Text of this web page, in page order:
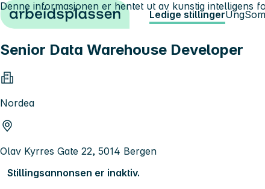
Hopp til innhold Ledige stillingerUng
Senior Data Warehouse Developer
Nordea
Olav Kyrres Gate 22, 5014 Bergen
Stillingsannonsen er inaktiv.
Denne informasjonen er hentet ut av kunstig